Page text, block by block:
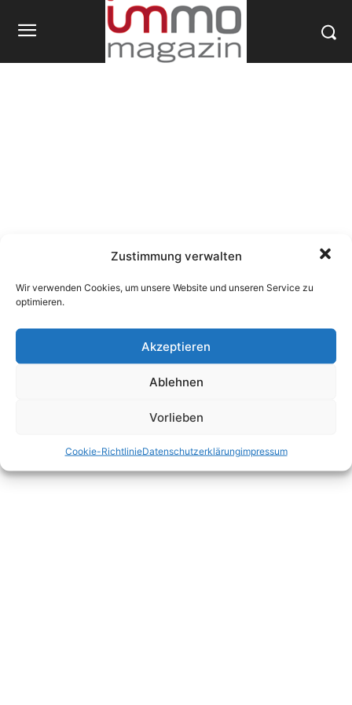
Zustimmung verwalten
Wir verwenden Cookies, um unsere Website und unseren Service zu
optimieren.
Akzeptieren
Ablehnen
Vorlieben
Cookie-RichtlinieDatenschutzerklärungimpressum